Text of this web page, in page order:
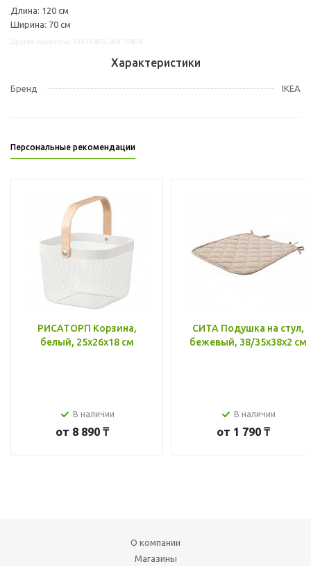
Длина: 120 см
Ширина: 70 см
Характеристики
Бренд IKEA
Персональные рекомендации
РИСАТОРП Корзина,
белый, 25x26x18 см
В наличии
от 8 890 ₸
СИТА Подушка на стул,
бежевый, 38/35x38x2 см
В наличии
от 1 790 ₸
О компании
Магазины